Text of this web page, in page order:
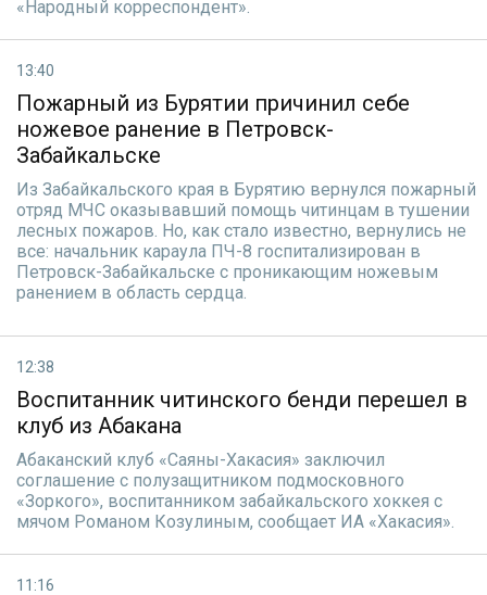
«Народный корреспондент».
13:40
Пожарный из Бурятии причинил себе
ножевое ранение в Петровск-
Забайкальске
Из Забайкальского края в Бурятию вернулся пожарный
отряд МЧС оказывавший помощь читинцам в тушении
лесных пожаров. Но, как стало известно, вернулись не
все: начальник караула ПЧ-8 госпитализирован в
Петровск-Забайкальске с проникающим ножевым
ранением в область сердца.
12:38
Воспитанник читинского бенди перешел в
клуб из Абакана
Абаканский клуб «Саяны-Хакасия» заключил
соглашение с полузащитником подмосковного
«Зоркого», воспитанником забайкальского хоккея с
мячом Романом Козулиным, сообщает ИА «Хакасия».
11:16